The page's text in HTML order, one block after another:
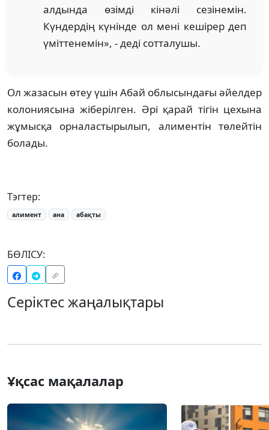
алдында өзімді кінәлі сезінемін.
Күндердің күнінде ол мені кешірер деп
үміттенемін», - деді сотталушы.
Ол жазасын өтеу үшін Абай облысындағы әйелдер
колониясына жіберілген. Әрі қарай тігін цехына
жұмысқа орналастырылып, алиментін төлейтін
болады.
Тэгтер:
алимент ана абақты
БӨЛІСУ:
Серіктес жаңалықтары
Ұқсас мақалалар